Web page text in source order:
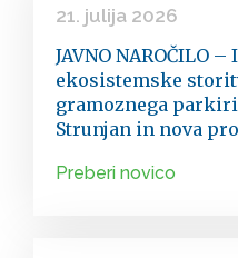
21. julija 2026
JAVNO NAROČILO
ekosistemske
gramoznega
Strunjan in nova
Preberi novico